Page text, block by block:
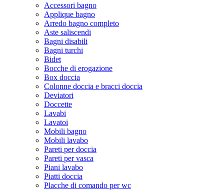
Accessori bagno
Applique bagno
Arredo bagno completo
Aste saliscendi
Bagni disabili
Bagni turchi
Bidet
Bocche di erogazione
Box doccia
Colonne doccia e bracci doccia
Deviatori
Doccette
Lavabi
Lavatoi
Mobili bagno
Mobili lavabo
Pareti per doccia
Pareti per vasca
Piani lavabo
Piatti doccia
Placche di comando per wc